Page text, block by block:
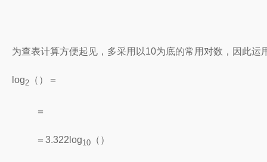
为查表计算方便起见，多采用以10为底的常用对数，因此运
log2 （ ）＝
＝
＝ 3.322log10 （ ）